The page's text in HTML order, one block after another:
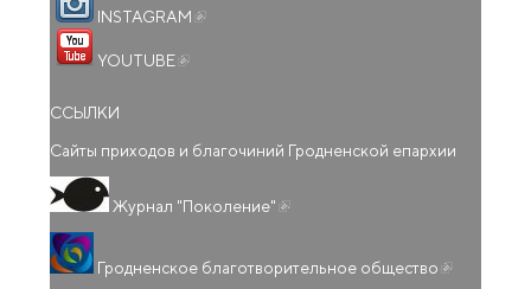
INSTAGRAM
YOUTUBE
ССЫЛКИ
Сайты приходов и благочиний Гродненской епархии
Журнал "Поколение"
Гродненское благотворительное общество ссылка)